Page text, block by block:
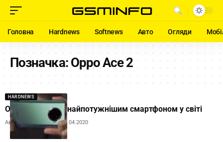
Головна Hardnews Softnews Авто Огляди
Позначка:Oppo Ace 2
HARDNEWS
Oppo Ace 2 став найпотужнішим смартфоном у світі
Автор: Andrew Orobets13.04.2020